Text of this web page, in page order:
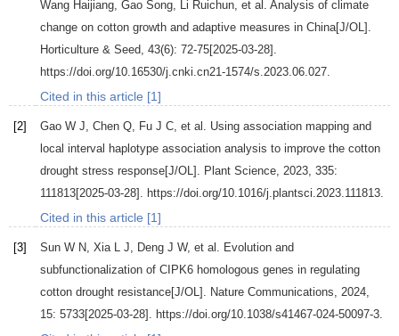
Wang Haijiang, Gao Song, Li Ruichun, et al. Analysis of climate
change on cotton growth and adaptive measures in China[J/OL].
Horticulture & Seed, 43(6): 72-75[2025-03-28].
https://doi.org/10.16530/j.cnki.cn21-1574/s.2023.06.027.
Cited in this article [1]
[2] Gao W J, Chen Q, Fu J C, et al. Using association mapping and
local interval haplotype association analysis to improve the cotton
drought stress response[J/OL]. Plant Science, 2023, 335:
111813[2025-03-28]. https://doi.org/10.1016/j.plantsci.2023.111813.
Cited in this article [1]
[3] Sun W N, Xia L J, Deng J W, et al. Evolution and
subfunctionalization of CIPK6 homologous genes in regulating
cotton drought resistance[J/OL]. Nature Communications, 2024,
15: 5733[2025-03-28]. https://doi.org/10.1038/s41467-024-50097-3.